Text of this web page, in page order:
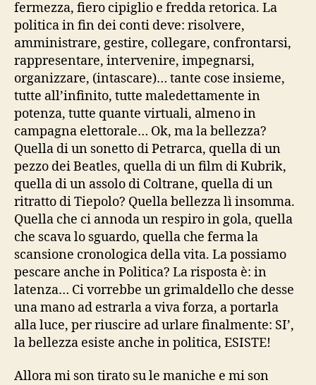
fermezza, fiero cipiglio e fredda retorica. La
politica in fin dei conti deve: risolvere,
amministrare, gestire, collegare, confrontarsi,
rappresentare, intervenire, impegnarsi,
organizzare, (intascare)… tante cose insieme,
tutte all’infinito, tutte maledettamente in
potenza, tutte quante virtuali, almeno in
campagna elettorale… Ok, ma la bellezza?
Quella di un sonetto di Petrarca, quella di un
pezzo dei Beatles, quella di un film di Kubrik,
quella di un assolo di Coltrane, quella di un
ritratto di Tiepolo? Quella bellezza lì insomma.
Quella che ci annoda un respiro in gola, quella
che scava lo sguardo, quella che ferma la
scansione cronologica della vita. La possiamo
pescare anche in Politica? La risposta è: in
latenza… Ci vorrebbe un grimaldello che desse
una mano ad estrarla a viva forza, a portarla
alla luce, per riuscire ad urlare finalmente: SI’,
la bellezza esiste anche in politica, ESISTE!
Allora mi son tirato su le maniche e mi son